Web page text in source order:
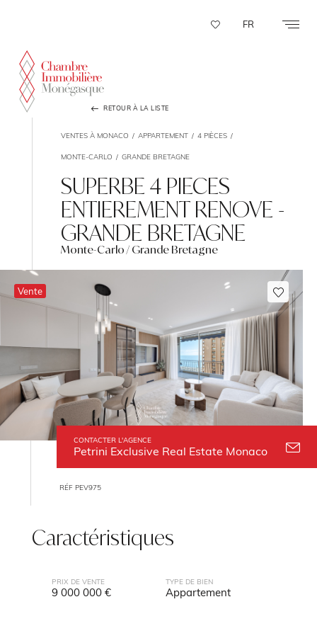
FR
RETOUR À LA LISTE
VENTES À MONACO APPARTEMENT 4 PIÈCES
MONTE-CARLO GRANDE BRETAGNE
SUPERBE 4 PIECES
ENTIEREMENT RENOVE -
GRANDE BRETAGNE
Monte-Carlo / Grande Bretagne
CONTACTER L'AGENCE
Petrini Exclusive Real Estate Monaco
Vente
RÉF PEV975
Caractéristiques
PRIX DE VENTE
9 000 000 €
TYPE DE BIEN
Appartement